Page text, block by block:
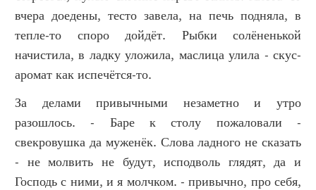
вчера доедены, тесто завела, на печь подняла, в
тепле-то споро дойдёт. Рыбки солёненькой
начистила, в ладку уложила, маслица улила - скус-
аромат как испечётся-то.
За делами привычными незаметно и утро
разошлось. - Баре к столу пожаловали -
свекровушка да муженёк. Слова ладного не сказать
- не молвить не будут, исподволь глядят, да и
Господь с ними, и я молчком. - привычно, про себя,